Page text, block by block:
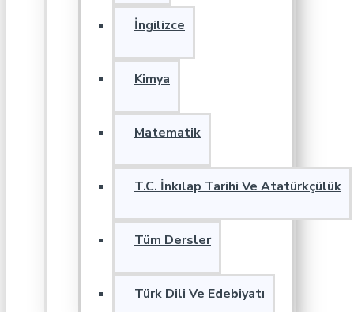
İngilizce
Kimya
Matematik
T.C. İnkılap Tarihi Ve Atatürkçülük
Tüm Dersler
Türk Dili Ve Edebiyatı